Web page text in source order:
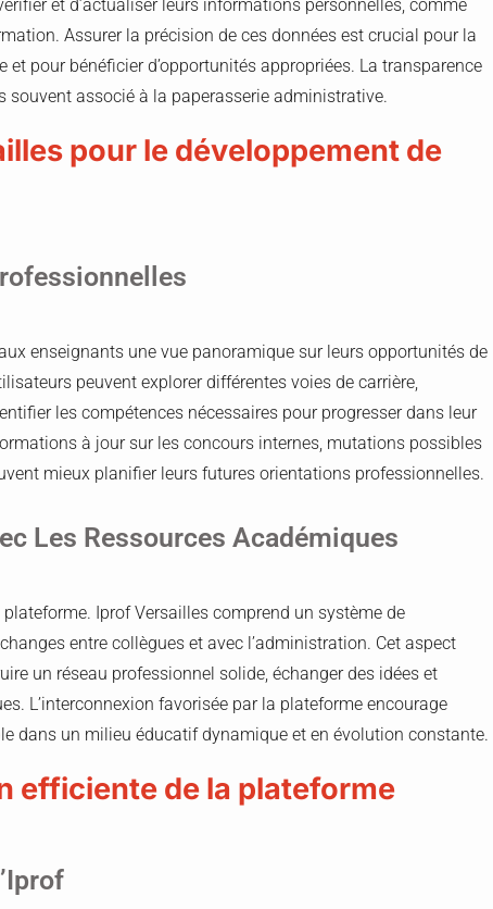
et d’actualiser leurs informations personnelles, comme
Assurer la précision de ces données est crucial pour la
pour bénéficier d’opportunités appropriées. La transparence
souvent associé à la paperasserie administrative.
pour le développement de
enseignants une vue panoramique sur leurs opportunités de
peuvent explorer différentes voies de carrière,
les compétences nécessaires pour progresser dans leur
à jour sur les concours internes, mutations possibles
mieux planifier leurs futures orientations professionnelles.
Les Ressources Académiques
Iprof Versailles comprend un système de
entre collègues et avec l’administration. Cet aspect
un réseau professionnel solide, échanger des idées et
L’interconnexion favorisée par la plateforme encourage
dans un milieu éducatif dynamique et en évolution constante.
efficiente de la plateforme